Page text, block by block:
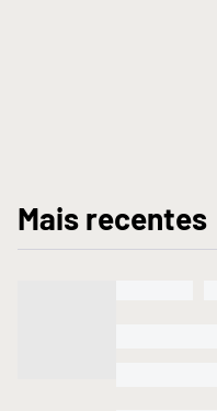
Mais recentes